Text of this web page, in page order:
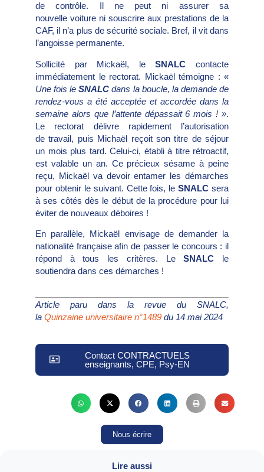
de contrôle. Il ne peut ni assurer sa
nouvelle voiture ni souscrire aux prestations de la
CAF, il n’a plus de sécurité sociale. Bref, il vit dans
l’angoisse permanente.
Sollicité par Mickaël, leSNALC contacte
immédiatement le rectorat. Mickaël témoigne : «
Une fois leSNALC dans la boucle, la demande de
rendez-vous a été acceptée et accordée dans la
semaine alors que l’attente dépassait 6 mois ! ».
Le rectorat délivre rapidement l’autorisation
de travail, puis Michaël reçoit son titre de séjour
un mois plus tard. Celui-ci, établi à titre rétroactif,
est valable un an. Ce précieux sésame à peine
reçu, Mickaël va devoir entamer les démarches
pour obtenir le suivant. Cette fois, leSNALC sera
à ses côtés dès le début de la procédure pour lui
éviter de nouveaux déboires !
En parallèle, Mickaël envisage de demander la
nationalité française afin de passer le concours : il
répond à tous les critères. LeSNALC le
soutiendra dans ces démarches !
Article paru dans la revue du SNALC,
la Quinzaine universitaire n°1489 du 14 mai 2024
Contact CONTRACTUELS
enseignants, CPE, Psy-EN
Nous écrire
Lire aussi